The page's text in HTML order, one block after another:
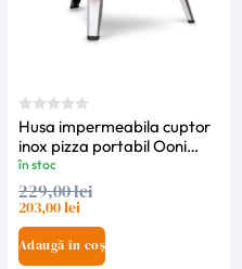
Husa impermeabila cuptor
inox pizza portabil Ooni
Koda 16
în stoc
229,00 lei
203,00 lei
Adaugă în coș